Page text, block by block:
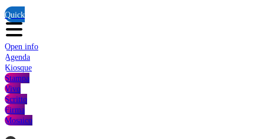
Quick
Open info
Agenda
Kiosque
Stampa
Vivo
Scritto
Firma
Mosaico